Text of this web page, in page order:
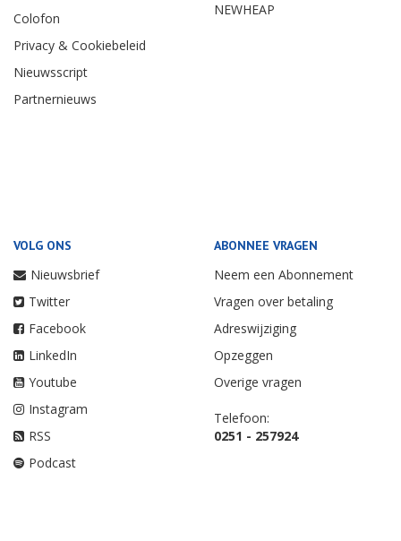
Colofon
Privacy & Cookiebeleid
Nieuwsscript
Partnernieuws
NEWHEAP
VOLG ONS
Nieuwsbrief
Twitter
Facebook
LinkedIn
Youtube
Instagram
RSS
Podcast
ABONNEE VRAGEN
Neem een Abonnement
Vragen over betaling
Adreswijziging
Opzeggen
Overige vragen
Telefoon:
0251 - 257924